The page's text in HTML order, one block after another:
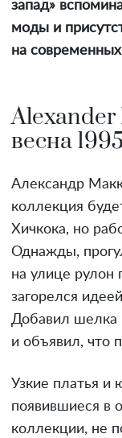
запад»
моды и
на
Alexander
весна
Александр
коллекция
Хичкока, но
Однажды,
на улице рулон
загорелся
Добавил шелка
и объявил, что
Узкие платья и
появившиеся в
коллекции, не